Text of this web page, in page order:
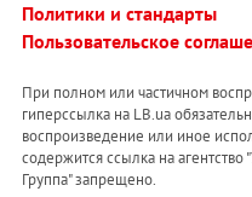
Политики и стандарты
Пользовательское
При полном или частичном
гиперссылка на LB.ua
воспроизведение или иное
содержится ссылка на агентство
Группа" запрещено.